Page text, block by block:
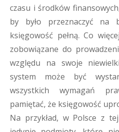
czasu i środków
by było przeznaczyć na
księgowość pełną. Co
zobowiązane do
względu na swoje
system może być
wszystkich wymagań
pamiętać, że księgowość
Na przykład, w Polsce z